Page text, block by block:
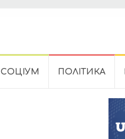
СОЦІУМ ПОЛІТИКА